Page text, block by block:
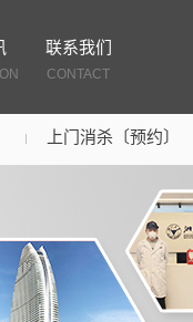
联系我们
CONTACT
上门消杀〔预约〕